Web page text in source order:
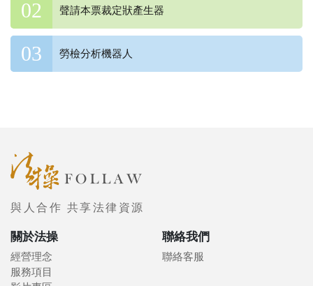
聲請本票裁定狀產生器
勞檢分析機器人
與人合作 共享法律資源
關於法操
經營理念
服務項目
聯絡我們
聯絡客服